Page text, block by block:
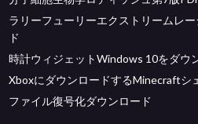
ラリーフューリーエクストリームレ
ド
時計ウィジェットWindows 10をダウ
XboxにダウンロードするMinecraftシ
ファイル復号化ダウンロード